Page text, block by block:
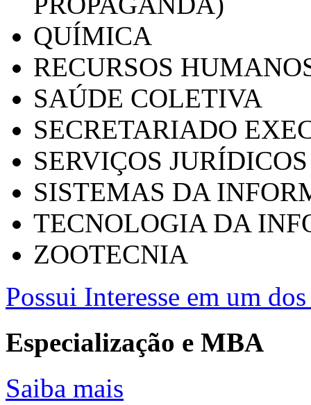
QUÍMICA
RECURSOS
SAÚDE COLETIVA
SECRETARIADO
SERVIÇOS
SISTEMAS DA
TECNOLOGIA DA
ZOOTECNIA
Possui Interesse em um
Especialização e MBA
Saiba mais